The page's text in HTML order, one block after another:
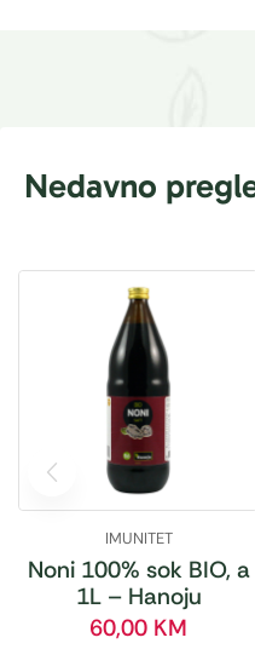
Nedavno
IMUNITET
Noni 100% sok BIO, a
1L – Hanoju
60,00 KM